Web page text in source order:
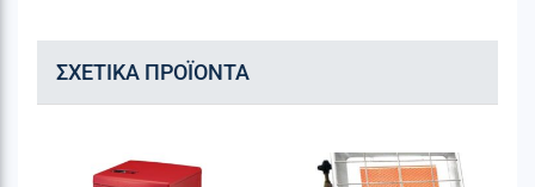
ΣΧΕΤΙΚΆ ΠΡΟΪΌΝΤΑ